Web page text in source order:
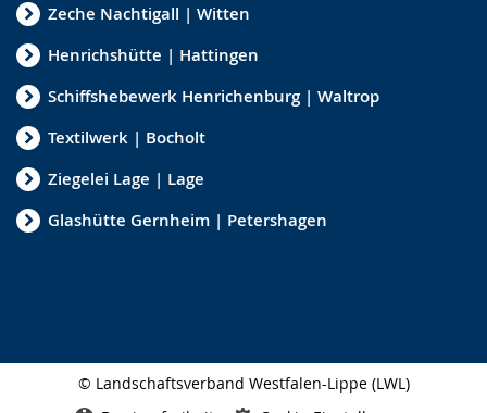
Zeche Nachtigall | Witten
Henrichshütte | Hattingen
Schiffshebewerk Henrichenburg | Waltrop
Textilwerk | Bocholt
Ziegelei Lage | Lage
Glashütte Gernheim | Petershagen
© Landschaftsverband Westfalen-Lippe (LWL)